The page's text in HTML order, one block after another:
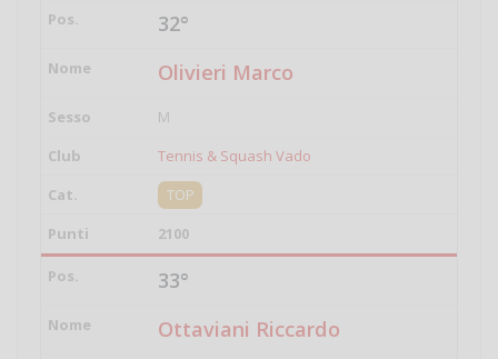
32°
Olivieri Marco
M
Tennis & Squash Vado
TOP
2100
33°
Ottaviani Riccardo